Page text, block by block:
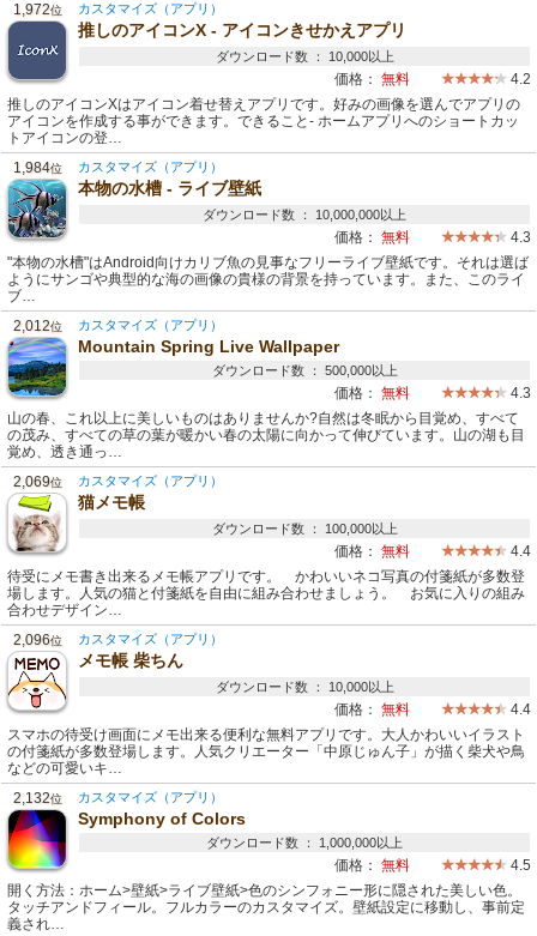
1,972位 カスタマイズ（アプリ）
推しのアイコンX - アイコンきせかえアプリ
ダウンロード数 ： 10,000以上
価格： 無料
4.2
推しのアイコンXはアイコン着せ替えアプリです。好みの画像を選んでアプリの
アイコンを作成する事ができます。できること- ホームアプリへのショートカッ
トアイコンの登…
1,984位 カスタマイズ（アプリ）
本物の水槽 - ライブ壁紙
ダウンロード数 ： 10,000,000以上
価格： 無料
4.3
"本物の水槽"はAndroid向けカリブ魚の見事なフリーライブ壁紙です。それは選ば
ようにサンゴや典型的な海の画像の貴様の背景を持っています。また、このライ
ブ…
2,012位 カスタマイズ（アプリ）
Mountain Spring Live Wallpaper
ダウンロード数 ： 500,000以上
価格： 無料
4.3
山の春、これ以上に美しいものはありませんか?自然は冬眠から目覚め、すべて
の茂み、すべての草の葉が暖かい春の太陽に向かって伸びています。山の湖も目
覚め、透き通っ…
2,069位 カスタマイズ（アプリ）
猫メモ帳
ダウンロード数 ： 100,000以上
価格： 無料
4.4
待受にメモ書き出来るメモ帳アプリです。 かわいいネコ写真の付箋紙が多数登
場します。人気の猫と付箋紙を自由に組み合わせましょう。 お気に入りの組み
合わせデザイン…
2,096位 カスタマイズ（アプリ）
メモ帳 柴ちん
ダウンロード数 ： 10,000以上
価格： 無料
4.4
スマホの待受け画面にメモ出来る便利な無料アプリです。大人かわいいイラスト
の付箋紙が多数登場します。人気クリエーター「中原じゅん子」が描く柴犬や鳥
などの可愛いキ…
2,132位 カスタマイズ（アプリ）
Symphony of Colors
ダウンロード数 ： 1,000,000以上
価格： 無料
4.5
開く方法：ホーム>壁紙>ライブ壁紙>色のシンフォニー形に隠された美しい色。
タッチアンドフィール。フルカラーのカスタマイズ。壁紙設定に移動し、事前定
義され…